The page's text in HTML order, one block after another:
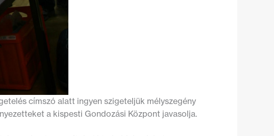
címszó alatt ingyen szigeteljük mélyszegény
a kispesti Gondozási Központ javasolja.